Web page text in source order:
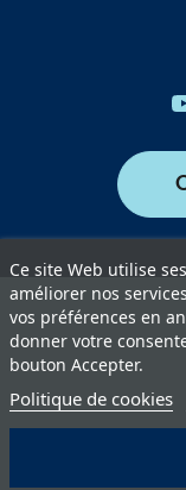
Pavillons pour mât
Oriflammes de
Drapeaux de table
espaces protocolaires
Guirlandes
sportives
Les drapeaux
diplomatiques, des
Ce site Web utilise
améliorer nos
vos préférences en
donner votre
bouton Accepter.
Politique de cookies